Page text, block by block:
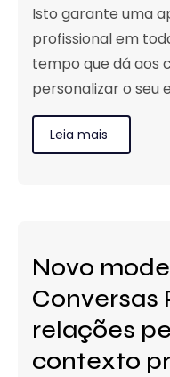
Isto garante uma
profissional em
tempo que dá aos
personalizar o seu
Leia mais
Novo
Conversas
relações
contexto